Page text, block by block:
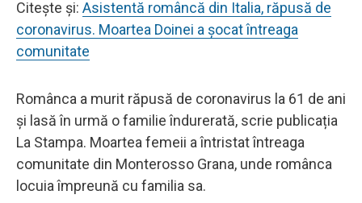
Citește și: Asistentă româncă din Italia, răpusă de
coronavirus. Moartea Doinei a șocat întreaga
comunitate
Românca a murit răpusă de coronavirus la 61 de ani
și lasă în urmă o familie îndurerată, scrie publicația
La Stampa. Moartea femeii a întristat întreaga
comunitate din Monterosso Grana, unde românca
locuia împreună cu familia sa.